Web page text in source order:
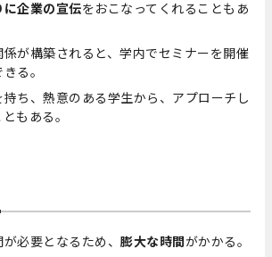
企業の宣伝をおこなってくれることもあ
が構築されると、学内でセミナーを開催
る。
持ち、熱意のある学生から、アプローチし
もある。
が必要となるため、膨大な時間がかかる。